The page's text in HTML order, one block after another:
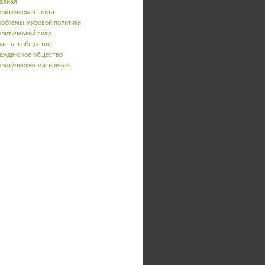
элита
мировой политики
пиар
в обществе
общество
материалы